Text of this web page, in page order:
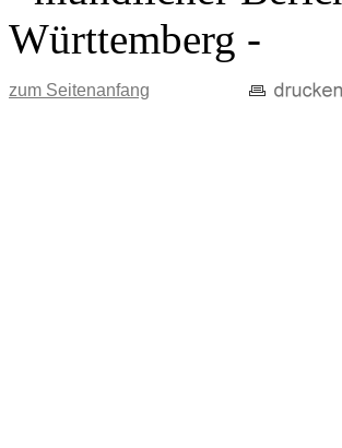
Württemberg -
zum Seitenanfang